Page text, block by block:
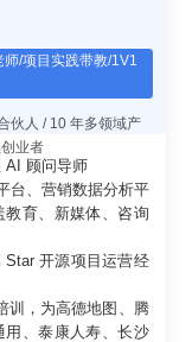
/项目实践带教/1V1
伙人 / 10 年多领域产
业者
AI 顾问导师
台、营销数据分析平
育、新媒体、咨询
Star 开源项目运营经
训，为高德地图、腾
、泰康人寿、长沙